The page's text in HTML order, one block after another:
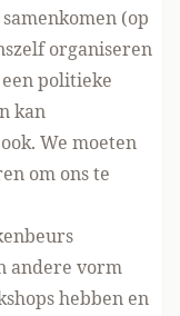
(op
organiseren
politieke
kan
We moeten
om ons te
andere vorm
hebben en